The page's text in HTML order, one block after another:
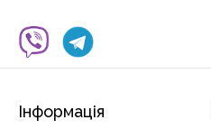
Інформація